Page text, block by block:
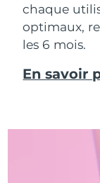
chaque
optimaux,
les 6 mois.
En savoir